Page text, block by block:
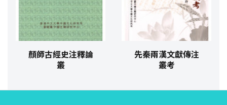
顏師古經史注釋論
叢
先秦兩漢文獻傳注
叢考